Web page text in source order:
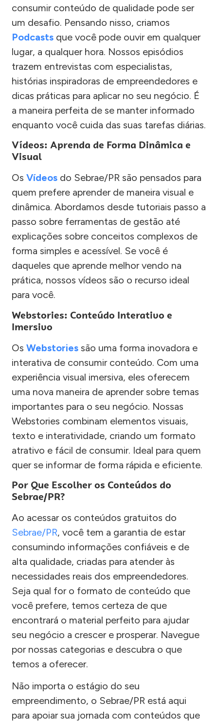
consumir conteúdo de qualidade pode ser
um desafio. Pensando nisso, criamos
Podcasts que você pode ouvir em qualquer
lugar, a qualquer hora. Nossos episódios
trazem entrevistas com especialistas,
histórias inspiradoras de empreendedores e
dicas práticas para aplicar no seu negócio. É
a maneira perfeita de se manter informado
enquanto você cuida das suas tarefas diárias.
Vídeos: Aprenda de Forma Dinâmica e
Visual
Os Vídeos do Sebrae/PR são pensados para
quem prefere aprender de maneira visual e
dinâmica. Abordamos desde tutoriais passo a
passo sobre ferramentas de gestão até
explicações sobre conceitos complexos de
forma simples e acessível. Se você é
daqueles que aprende melhor vendo na
prática, nossos vídeos são o recurso ideal
para você.
Webstories: Conteúdo Interativo e
Imersivo
Os Webstories são uma forma inovadora e
interativa de consumir conteúdo. Com uma
experiência visual imersiva, eles oferecem
uma nova maneira de aprender sobre temas
importantes para o seu negócio. Nossas
Webstories combinam elementos visuais,
texto e interatividade, criando um formato
atrativo e fácil de consumir. Ideal para quem
quer se informar de forma rápida e eficiente.
Por Que Escolher os Conteúdos do
Sebrae/PR?
Ao acessar os conteúdos gratuitos do
Sebrae/PR, você tem a garantia de estar
consumindo informações confiáveis e de
alta qualidade, criadas para atender às
necessidades reais dos empreendedores.
Seja qual for o formato de conteúdo que
você prefere, temos certeza de que
encontrará o material perfeito para ajudar
seu negócio a crescer e prosperar. Navegue
por nossas categorias e descubra o que
temos a oferecer.
Não importa o estágio do seu
empreendimento, o Sebrae/PR está aqui
para apoiar sua jornada com conteúdos que